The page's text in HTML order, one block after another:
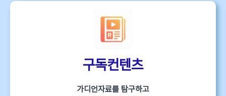
구독컨텐츠
가디언자료를 탐구하고